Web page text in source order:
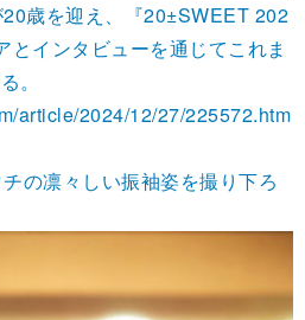
歳を迎え、『20±SWEET 202
インタビューを通じてこれま
。
article/2024/12/27/225572.htm
の凛々しい振袖姿を撮り下ろ